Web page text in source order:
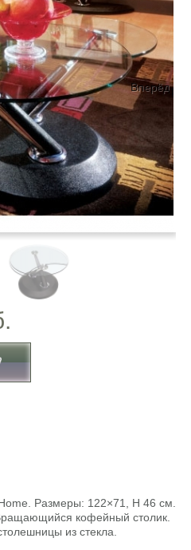
Вперёд
Размеры: 122×71, Н 46 см.
кофейный столик.
из стекла.